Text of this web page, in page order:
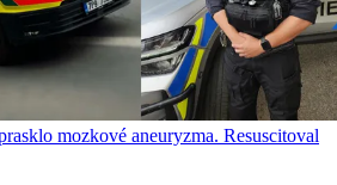
mozkové aneuryzma. Resuscitoval